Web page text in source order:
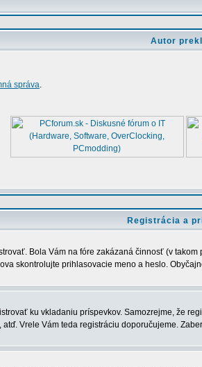
Autor
správa.
Registrácia a
Bola Vám na fóre zakázaná činnosť (v
skontrolujte prihlasovacie meno a heslo.
ku vkladaniu príspevkov. Samozrejme, že
Vrele Vám teda registráciu doporučujeme.